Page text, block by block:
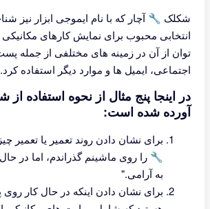
شکلک 🔧 آچار که با نام ایموجی ابزار نیز
انتخابی محبوب برای نمایش کارهای
توان از آن در زمینه های مختلفی از جمله
اجتماعی، ایمیل ها و موارد دیگر استفاده کرد.
در اینجا پنج مثال از نحوه استفاده
آورده شده است:
برای نشان دادن روند تعمیر یا تعمیر
🔧 را روی ماشینم گذراندم، اما در
به آرامی."
برای نشان دادن اینکه در حال کار روی